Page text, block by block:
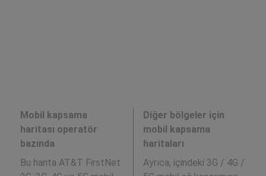
Mobil kapsama
haritası operatör
bazında
Bu harita AT&T FirstNet
Diğer bölgeler için
mobil kapsama
haritaları
Ayrıca, içindeki 3G / 4G /